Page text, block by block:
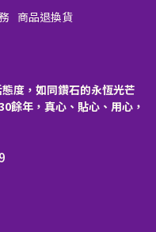
商品退換貨
度，如同鑽石的永恆光芒
餘年，真心、貼心、用心，